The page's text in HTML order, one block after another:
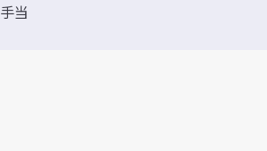
当